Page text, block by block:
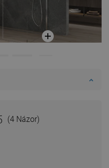
(4 Názor)